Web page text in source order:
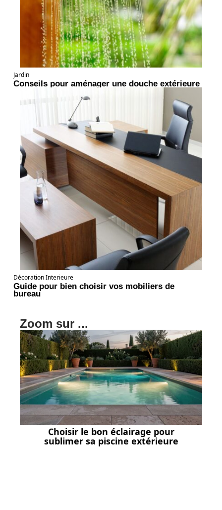
Jardin
Conseils pour aménager une douche extérieure
Décoration Interieure
Guide pour bien choisir vos mobiliers de
bureau
Zoom sur ...
Choisir le bon éclairage pour
sublimer sa piscine extérieure